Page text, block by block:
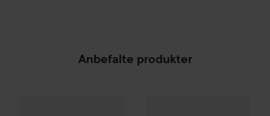
Anbefalte produkter